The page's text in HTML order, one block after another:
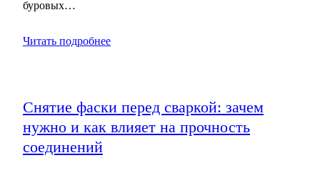
буровых…
Читать подробнее
Снятие фаски перед сваркой: зачем
нужно и как влияет на прочность
соединений